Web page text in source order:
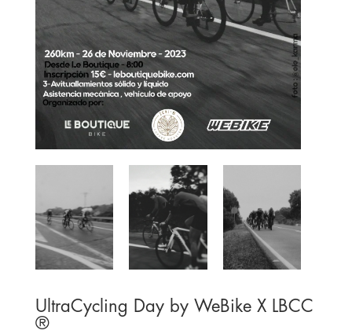
UltraCycling Day by WeBike X LBCC
®️